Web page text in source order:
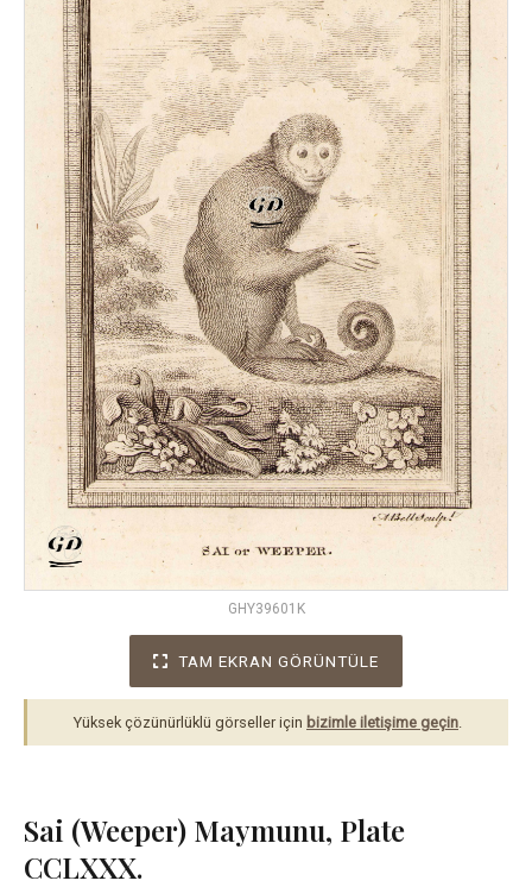
GHY39601K
TAM EKRAN GÖRÜNTÜLE
Yüksek çözünürlüklü görseller için bizimle iletişime geçin
Sai (Weeper) Maymunu, Plate
CCLXXX.